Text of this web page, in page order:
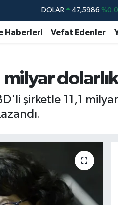
DOLAR 47,5986
EURO 55,0700
BİST100 13.703
BITCOIN 64.475,47
Haberleri Vefat Edenler
milyar
şirketle 11,1